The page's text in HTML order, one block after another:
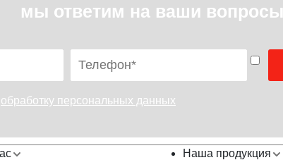
мы ответим на ваши вопросы
обработку персональных данных
Наша продукция